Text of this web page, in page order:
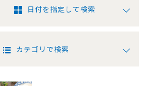
日付を指定して検索
カテゴリで検索